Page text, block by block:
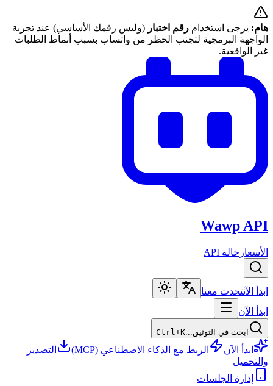
هام: يرجى استخدام رقم اختبار (وليس رقمك الأساسي) عند تجربة
الواجهة البرمجية لتجنب الحظر من واتساب بسبب أنماط الطلبات
غير الواقعية.
Wawp API
الأسعار حالة API
ابدأ الآنتحدث معنا
ابدأ الآن
ابحث في التوثيق... Ctrl+K
ابدأ الآن الربط مع الذكاء الاصطناعي (MCP)
التصدير
والتحميل
إدارة الجلسات